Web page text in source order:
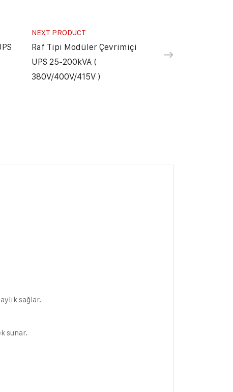
NEXT PRODUCT
Raf Tipi Modüler Çevrimiçi
UPS 25-200kVA (
380V/400V/415V )
sağlar.
sunar.